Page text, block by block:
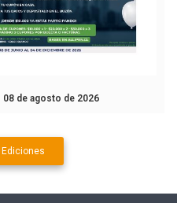
08 de agosto de 2026